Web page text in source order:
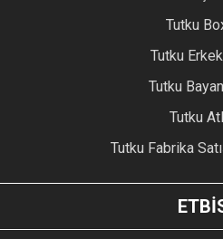
Tutku
Tutku
Tutku
Tutku
Tutku Fabrika